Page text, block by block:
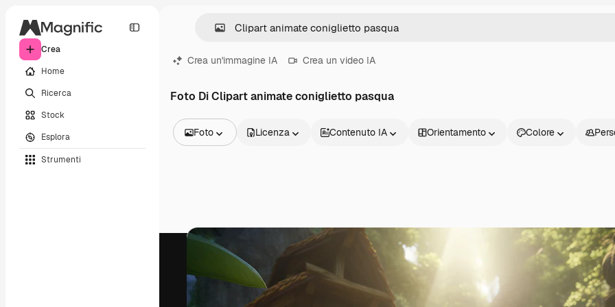
Crea
Home
Ricerca
Stock
Esplora
Strumenti
Crea un'immagine IA Crea un video IA
Foto Di Clipart animate coniglietto pasqua
Foto
Video
Clip video
Motion graphic
Modelli di video
Icone
Modelli 3D
Font
Licenza Contenuto IA Orientamento Colore
Prodotti Inizia